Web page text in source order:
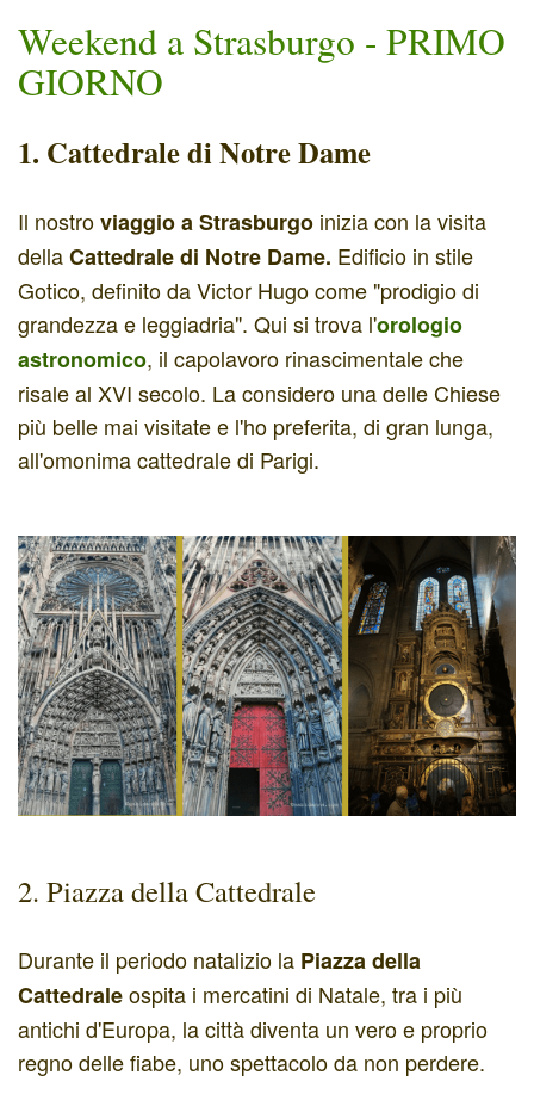
Weekend a Strasburgo - PRIMO
GIORNO
1. Cattedrale di Notre Dame
Il nostroviaggio a Strasburgo inizia con la visita
dellaCattedrale di Notre Dame. Edificio in stile
Gotico, definito da Victor Hugo come "prodigio di
grandezza e leggiadria". Qui si trova l'orologio
astronomico, il capolavoro rinascimentale che
risale al XVI secolo. La considero una delle Chiese
più belle mai visitate e l'ho preferita, di gran lunga,
all'omonima cattedrale di Parigi.
2. Piazza della Cattedrale
Durante il periodo natalizio la Piazza della
Cattedraleospita i mercatini di Natale, tra i più
antichi d'Europa, la città diventa un vero e proprio
regno delle fiabe, uno spettacolo da non perdere.